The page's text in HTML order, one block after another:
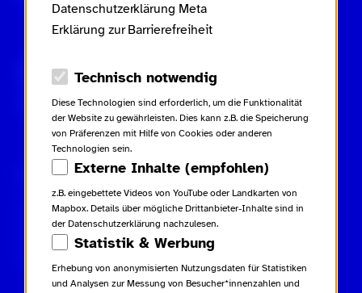
Gebärdensprache Leichte Sprache
Inhaltsverzeichnis
Rechtliches
Datenschutzerklärung
Datenschutzerklärung TikTok
Datenschutzerklärung Meta
Erklärung zur Barrierefreiheit
Kampagne
Glossar
Beiträge
Downloads
Kontakt
Datenschutzerklärung Meta
Erklärung zur Barrierefreiheit
Datenschutz-Optionen
Technisch notwendig
Diese Technologien sind erforderlich, um die Funktionalität
der Website zu gewährleisten. Dies kann z.B. die Speicherung
von Präferenzen mit Hilfe von Cookies oder anderen
Technologien sein.
Externe Inhalte (empfohlen)
z.B. eingebettete Videos von YouTube oder Landkarten von
Mapbox. Details über mögliche Drittanbieter-Inhalte sind in
der Datenschutzerklärung nachzulesen.
Statistik & Werbung
Erhebung von anonymisierten Nutzungsdaten für Statistiken
und Analysen zur Messung von Besucher*innenzahlen und